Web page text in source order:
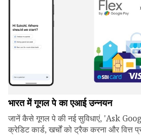
भारत में गूगल पे का एआई उन्नयन
जानें कैसे गूगल पे की नई सुविधाएं, 'Ask
क्रेडिट कार्ड, खर्चों को ट्रैक करना और वित्त